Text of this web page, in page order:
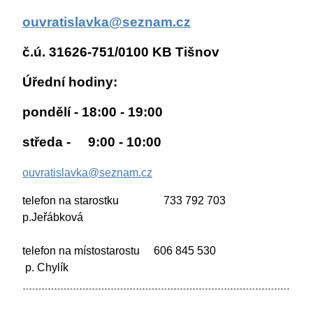
ouvratislavka@seznam.cz
č.ú. 31626-751/0100 KB Tišnov
Úřední hodiny:
pondělí - 18:00 - 19:00
středa - 9:00 - 10:00
ouvratislavka@seznam.cz
telefon na starostku 733 792 703
p.Jeřábková
telefon na místostarostu 606 845 530
p. Chylík